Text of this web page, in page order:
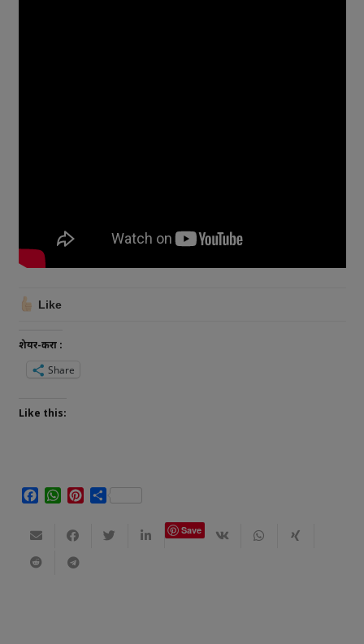
Like
शेयर-करा :
Share
Like this:
Facebook
WhatsApp
Pinterest
Share
Save